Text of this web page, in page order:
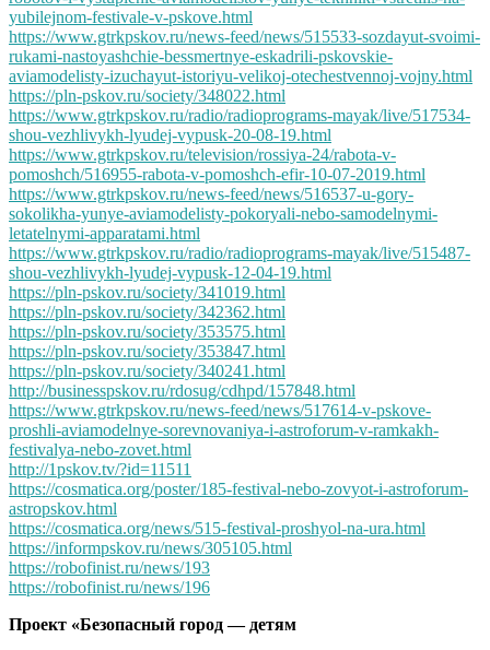
yubilejnom-festivale-v-pskove.html
https://www.gtrkpskov.ru/news-feed/news/515533-sozdayut-svoimi-
rukami-nastoyashchie-bessmertnye-eskadrili-pskovskie-
aviamodelisty-izuchayut-istoriyu-velikoj-otechestvennoj-vojny.html
https://pln-pskov.ru/society/348022.html
https://www.gtrkpskov.ru/radio/radioprograms-mayak/live/517534-
shou-vezhlivykh-lyudej-vypusk-20-08-19.html
https://www.gtrkpskov.ru/television/rossiya-24/rabota-v-
pomoshch/516955-rabota-v-pomoshch-efir-10-07-2019.html
https://www.gtrkpskov.ru/news-feed/news/516537-u-gory-
sokolikha-yunye-aviamodelisty-pokoryali-nebo-samodelnymi-
letatelnymi-apparatami.html
https://www.gtrkpskov.ru/radio/radioprograms-mayak/live/515487-
shou-vezhlivykh-lyudej-vypusk-12-04-19.html
https://pln-pskov.ru/society/341019.html
https://pln-pskov.ru/society/342362.html
https://pln-pskov.ru/society/353575.html
https://pln-pskov.ru/society/353847.html
https://pln-pskov.ru/society/340241.html
http://businesspskov.ru/rdosug/cdhpd/157848.html
https://www.gtrkpskov.ru/news-feed/news/517614-v-pskove-
proshli-aviamodelnye-sorevnovaniya-i-astroforum-v-ramkakh-
festivalya-nebo-zovet.html
http://1pskov.tv/?id=11511
https://cosmatica.org/poster/185-festival-nebo-zovyot-i-astroforum-
astropskov.html
https://cosmatica.org/news/515-festival-proshyol-na-ura.html
https://informpskov.ru/news/305105.html
https://robofinist.ru/news/193
https://robofinist.ru/news/196
Проект «Безопасный город — детям